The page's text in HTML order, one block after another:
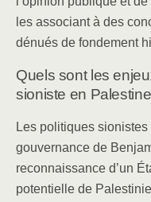
les associant à des
dénués de fondement
Quels sont les
sioniste en
Les politiques
gouvernance de
reconnaissance d’un
potentielle de